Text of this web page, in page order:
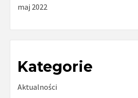
maj 2022
Kategorie
Aktualności